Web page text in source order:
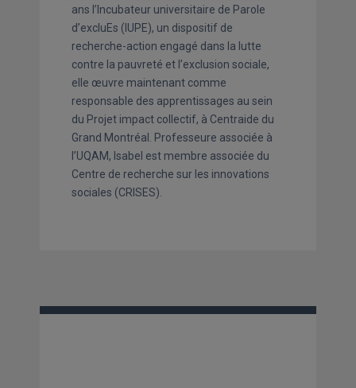
ans l’Incubateur universitaire de Parole
d’excluEs (IUPE), un dispositif de
recherche-action engagé dans la lutte
contre la pauvreté et l’exclusion sociale,
elle œuvre maintenant comme
responsable des apprentissages au sein
du Projet impact collectif, à Centraide du
Grand Montréal. Professeure associée à
l’UQAM, Isabel est membre associée du
Centre de recherche sur les innovations
sociales (CRISES).